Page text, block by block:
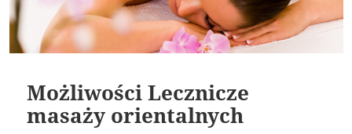
Możliwości Lecznicze
masaży orientalnych